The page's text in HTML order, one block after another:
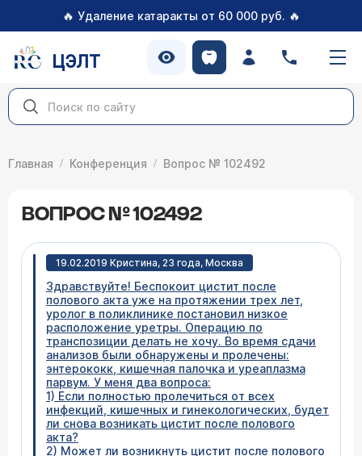
🔥 Удаление катаракты от 60 000 руб. 🔥
ЦЭЛТ
Главная Конференция Вопрос № 102492
ВОПРОС № 102492
19.02.2019 Кристина, 23 года, Москва
Здравствуйте! Беспокоит цистит после
полового акта уже на протяжении трех лет,
уролог в поликлинике постановил низкое
расположение уретры. Операцию по
транспозиции делать не хочу. Во время сдачи
анализов были обнаружены и пролечены:
энтерококк, кишечная палочка и уреаплазма
парвум. У меня два вопроса:
1) Если полностью пролечиться от всех
инфекций, кишечных и гинекологических, будет
ли снова возникать цистит после полового
акта?
2) Может ли возникнуть цистит после полового